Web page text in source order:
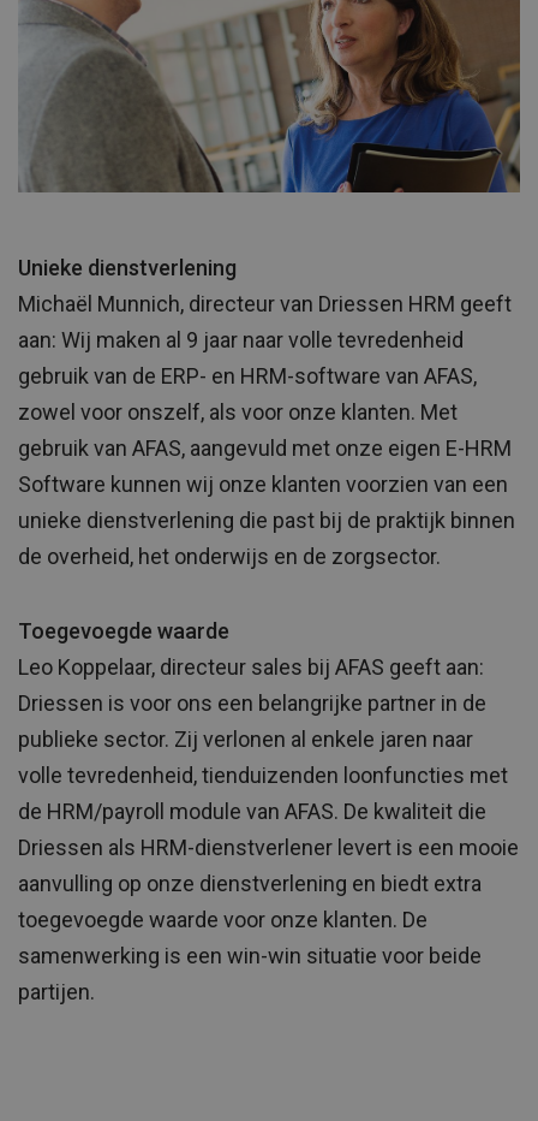
Unieke dienstverlening
Michaël Munnich, directeur van Driessen HRM geeft
aan: Wij maken al 9 jaar naar volle tevredenheid
gebruik van de ERP- en HRM-software van AFAS,
zowel voor onszelf, als voor onze klanten. Met
gebruik van AFAS, aangevuld met onze eigen E-HRM
Software kunnen wij onze klanten voorzien van een
unieke dienstverlening die past bij de praktijk binnen
de overheid, het onderwijs en de zorgsector.
Toegevoegde waarde
Leo Koppelaar, directeur sales bij AFAS geeft aan:
Driessen is voor ons een belangrijke partner in de
publieke sector. Zij verlonen al enkele jaren naar
volle tevredenheid, tienduizenden loonfuncties met
de HRM/payroll module van AFAS. De kwaliteit die
Driessen als HRM-dienstverlener levert is een mooie
aanvulling op onze dienstverlening en biedt extra
toegevoegde waarde voor onze klanten. De
samenwerking is een win-win situatie voor beide
partijen.